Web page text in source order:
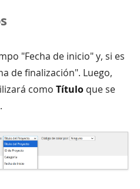
"Fecha de inicio" y, si es
de finalización". Luego,
como Título que se